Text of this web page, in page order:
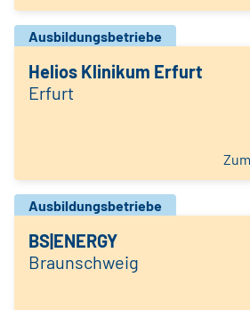
Ausbildungsbetriebe
Helios Klinikum Erfurt
Erfurt
Ausbildungsbetriebe
BS|ENERGY
Braunschweig